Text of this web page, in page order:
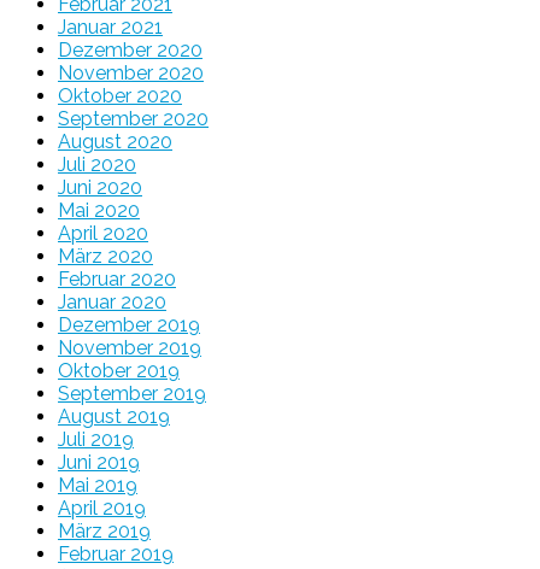
Januar 2021
Dezember 2020
November 2020
Oktober 2020
September 2020
August 2020
Juli 2020
Juni 2020
Mai 2020
April 2020
März 2020
Februar 2020
Januar 2020
Dezember 2019
November 2019
Oktober 2019
September 2019
August 2019
Juli 2019
Juni 2019
Mai 2019
April 2019
März 2019
Februar 2019